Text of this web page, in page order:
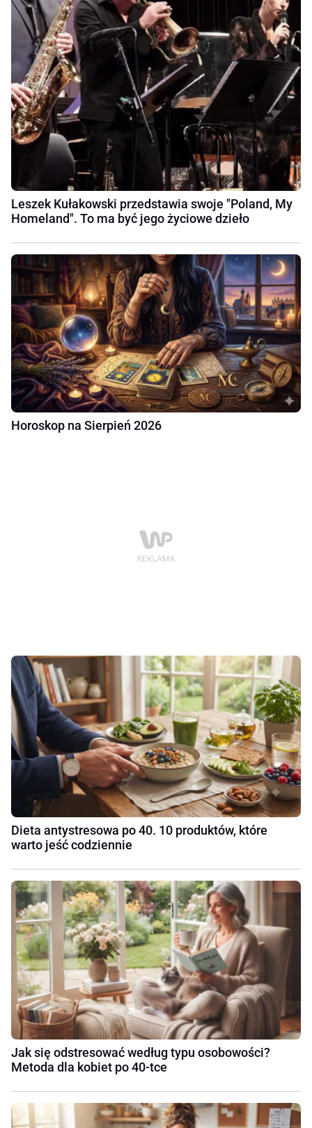
Leszek Kułakowski przedstawia swoje "Poland, My
Homeland". To ma być jego życiowe dzieło
Horoskop na Sierpień 2026
Dieta antystresowa po 40. 10 produktów, które
warto jeść codziennie
Jak się odstresować według typu osobowości?
Metoda dla kobiet po 40-tce